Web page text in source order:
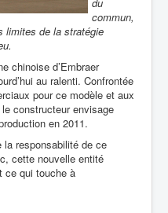
commun,
limites de la stratégie
chinoise d’Embraer
au ralenti. Confrontée
pour ce modèle et aux
constructeur envisage
en 2011.
la responsabilité de ce
cette nouvelle entité
ce qui touche à